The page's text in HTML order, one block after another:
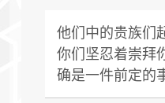
他们中的贵族们
你们坚忍着崇拜
确是一件前定的